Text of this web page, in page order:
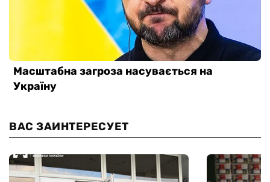
ВАС ЗАИНТЕРЕСУЕТ